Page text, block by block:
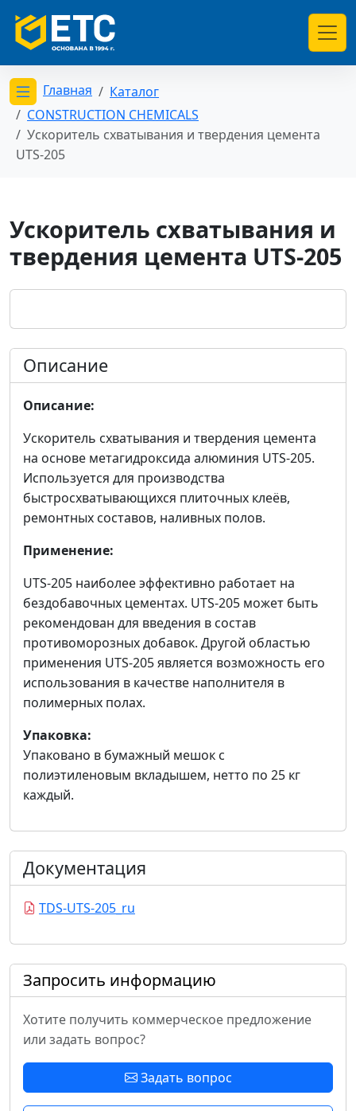
Открыть меню категорий
Главная
Каталог
CONSTRUCTION CHEMICALS
Ускоритель схватывания и твердения цемента
UTS-205
Ускоритель схватывания и
твердения цемента UTS-205
Описание
Описание:
Ускоритель схватывания и твердения цемента
на основе метагидроксида алюминия UTS-205.
Используется для производства
быстросхватывающихся плиточных клеёв,
ремонтных составов, наливных полов.
Применение:
UTS-205 наиболее эффективно работает на
бездобавочных цементах. UTS-205 может быть
рекомендован для введения в состав
противоморозных добавок. Другой областью
применения UTS-205 является возможность его
использования в качестве наполнителя в
полимерных полах.
Упаковка:
Упаковано в бумажный мешок с
полиэтиленовым вкладышем, нетто по 25 кг
каждый.
Документация
TDS-UTS-205_ru
Запросить информацию
Хотите получить коммерческое предложение
или задать вопрос?
Задать вопрос